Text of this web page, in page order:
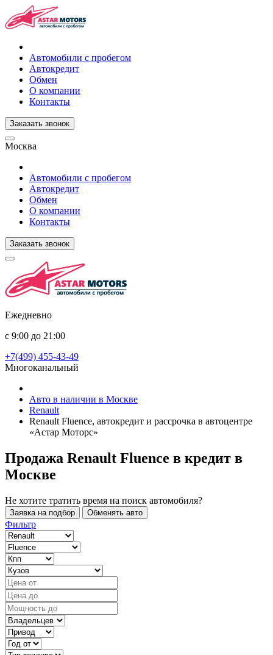
Автомобили с пробегом
Автокредит
Обмен
О компании
Контакты
Заказать звонок
Москва
Автомобили с пробегом
Автокредит
Обмен
О компании
Контакты
Заказать звонок
Ежедневно
с 9:00 до 21:00
+7(499) 455-43-49
Многоканальный
Авто в наличии в Москве
Renault
Renault Fluence, автокредит и рассрочка в автоцентре
«Астар Моторс»
Продажа Renault Fluence в кредит в
Москве
Не хотите тратить время на поиск автомобиля?
Заявка на подбор Обменять авто
Фильтр